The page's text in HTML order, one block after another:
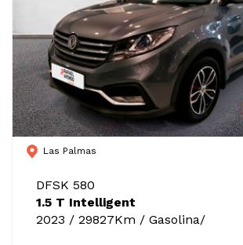
Las Palmas
DFSK 580
1.5 T Intelligent
2023 / 29827Km / Gasolina/